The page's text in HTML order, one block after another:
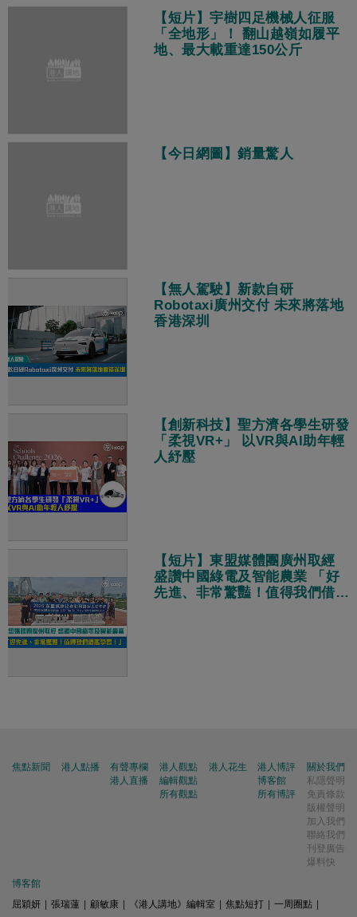
【短片】宇樹四足機械人征服
「全地形」！ 翻山越嶺如履平
地、最大載重達150公斤
【今日網圖】銷量驚人
【無人駕駛】新款自研
Robotaxi廣州交付 未來將落地
香港深圳
【創新科技】聖方濟各學生研發
「柔視VR+」 以VR與AI助年輕
人紓壓
【短片】東盟媒體團廣州取經
盛讚中國綠電及智能農業 「好
先進、非常驚豔！值得我們借鑑
焦點新聞 港人點播
有聲專欄
港人直播
港人觀點
編輯觀點
所有觀點
港人花生
港人博評
博客館
所有博評
關於我們
私隱聲明
免責條款
版權聲明
加入我們
聯絡我們
刊登廣告
爆料快
博客館
屈穎妍
張瑞蓮 顧敏康 《港人講地》編輯室 焦點短打 一周圈點